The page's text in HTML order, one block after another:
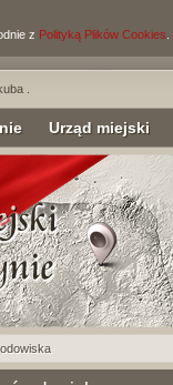
z Polityką Plików Cookies
.
Urząd miejski